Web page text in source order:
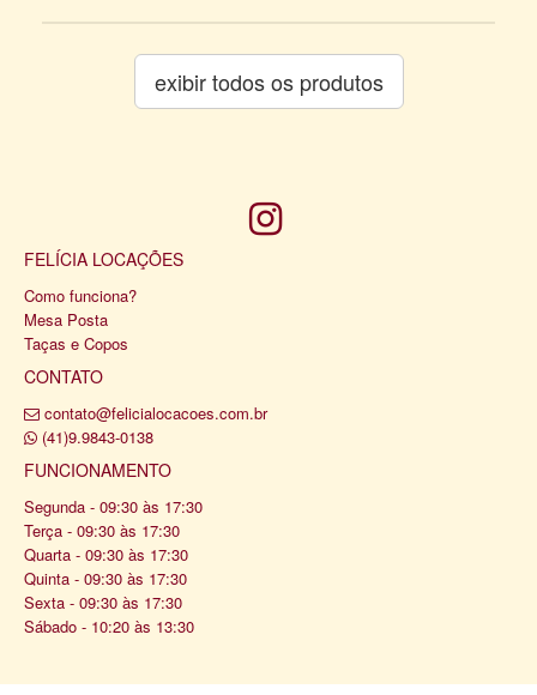
exibir todos os produtos
FELÍCIA LOCAÇÕES
Como funciona?
Mesa Posta
Taças e Copos
CONTATO
contato@felicialocacoes.com.br
(41)9.9843-0138
FUNCIONAMENTO
Segunda - 09:30 às 17:30
Terça - 09:30 às 17:30
Quarta - 09:30 às 17:30
Quinta - 09:30 às 17:30
Sexta - 09:30 às 17:30
Sábado - 10:20 às 13:30